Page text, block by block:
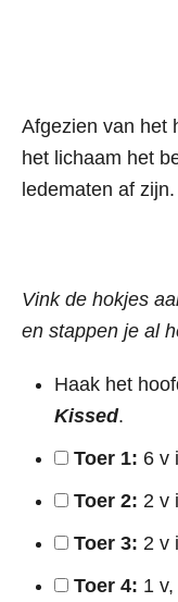
Afgezien van het
het lichaam het
ledematen af zijn.
Vink de hokjes
en stappen je al
Haak het
Kissed.
Toer 1: 6 v
Toer 2: 2 v
Toer 3: 2 v
Toer 4: 1